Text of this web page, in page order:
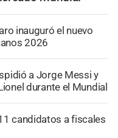
inauguró el nuevo
2026
a Jorge Messi y
durante el Mundial
candidatos a fiscales